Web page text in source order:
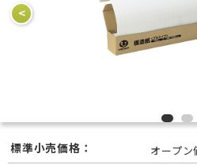
<
標準小売価格： オープン